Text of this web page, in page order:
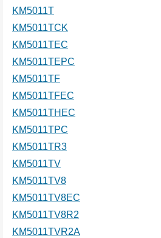
KM5011T
KM5011TCK
KM5011TEC
KM5011TEPC
KM5011TF
KM5011TFEC
KM5011THEC
KM5011TPC
KM5011TR3
KM5011TV
KM5011TV8
KM5011TV8EC
KM5011TV8R2
KM5011TVR2A